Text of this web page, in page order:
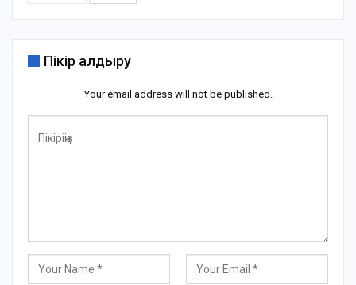
Пікір қалдыру
Your email address will not be published.